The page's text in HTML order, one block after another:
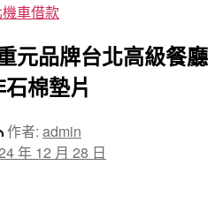
分
車借款
元品牌台北高級餐廳
棉墊片
作者: admin
年 12 月 28 日